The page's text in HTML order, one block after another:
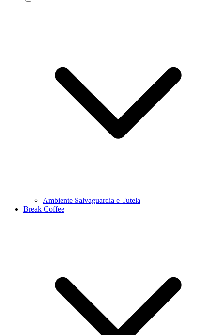
Ambiente Salvaguardia e Tutela
Break Coffee